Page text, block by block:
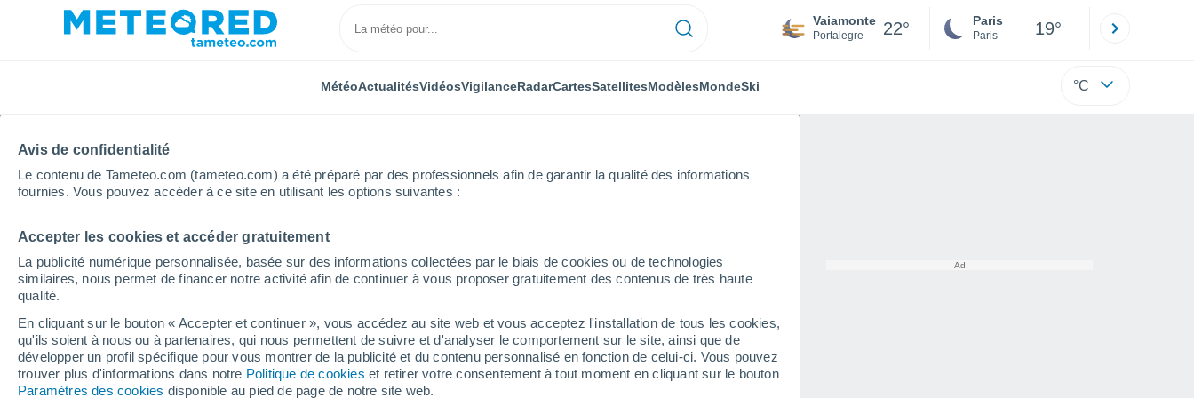
Avis de confidentialité
Le contenu de Tameteo.com (tameteo.com) a été préparé par des professionnels afin de garantir la qualité des informations
fournies. Vous pouvez accéder à ce site en utilisant les options suivantes :
Accepter les cookies et accéder gratuitement
La publicité numérique personnalisée, basée sur des informations collectées par le biais de cookies ou de technologies
similaires, nous permet de financer notre activité afin de continuer à vous proposer gratuitement des contenus de très haute
qualité.
En cliquant sur le bouton « Accepter et continuer », vous accédez au site web et vous acceptez l'installation de tous les cookies,
qu'ils soient à nous ou à partenaires, qui nous permettent de suivre et d'analyser le comportement sur le site, ainsi que de
développer un profil spécifique pour vous montrer de la publicité et du contenu personnalisé en fonction de celui-ci. Vous pouvez
trouver plus d'informations dans notre Politique de cookies et retirer votre consentement à tout moment en cliquant sur le bouton
Paramètres des cookies disponible au pied de page de notre site web.
Vaiamonte
Portalegre 22° Paris
Paris 19°
MétéoActualitésVidéosVigilanceRadarCartesSatellitesModèlesMondeSki °C
Accueil Portugal District de Portalegre
Météo Vaiamonte
03:06 Samedi ...
Brume de poussière
Heure par heure
Brume de poussière dans les